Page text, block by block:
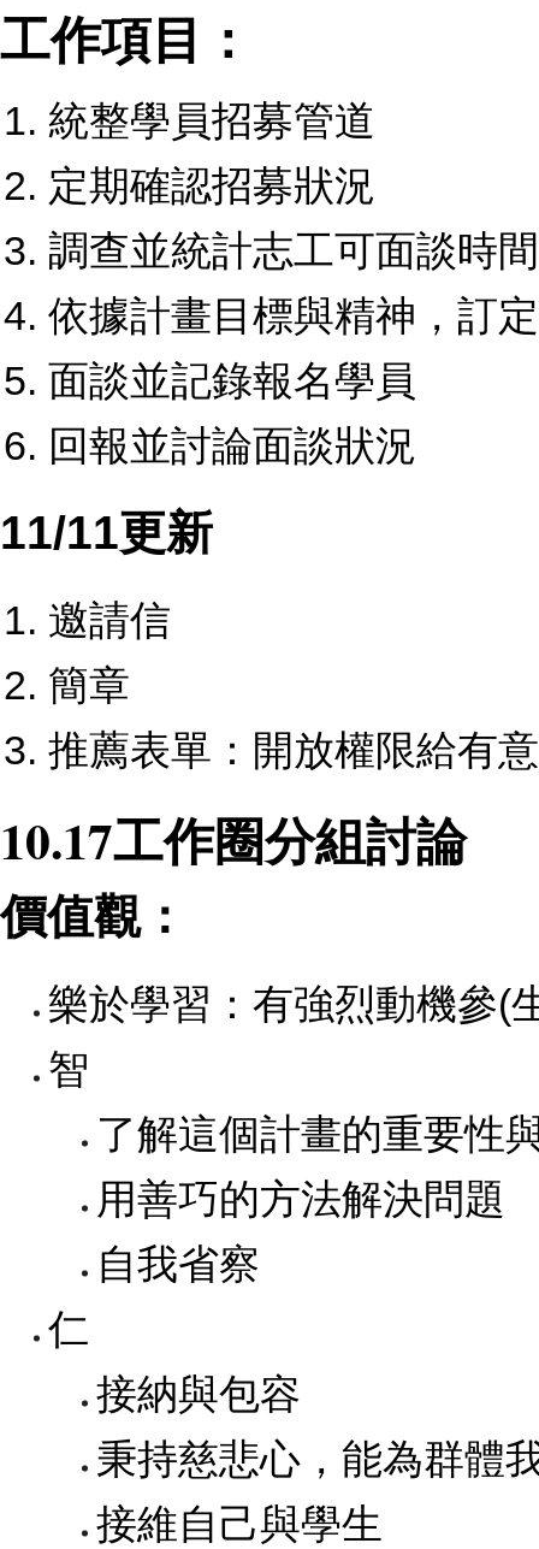
工作項目：
統整學員招募管道
定期確認招募狀況
調查並統計志工可面談時
依據計畫目標與精神，訂
面談並記錄報名學員
回報並討論面談狀況
11/11更新
邀請信
簡章
推薦表單：開放權限給有
10.17工作圈分組討論
價值觀：
樂於學習：有強烈動機參(
智
了解這個計畫的重要性
用善巧的方法解決問題
自我省察
仁
接納與包容
秉持慈悲心，能為群體
接維自己與學生